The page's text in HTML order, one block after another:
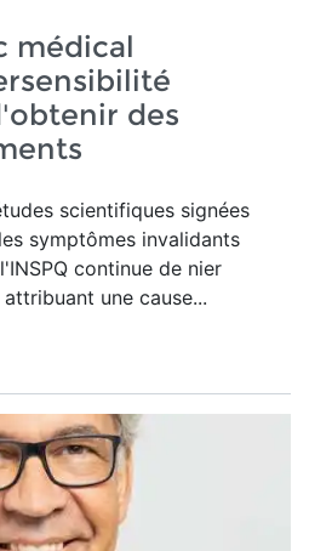
médical
des
scientifiques signées
symptômes invalidants
continue de nier
une cause...